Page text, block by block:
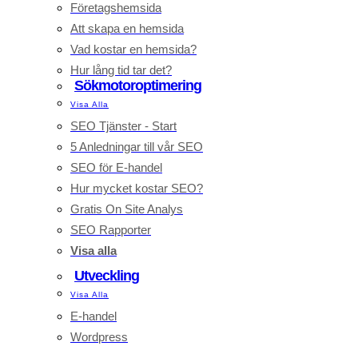
Företagshemsida
Att skapa en hemsida
Vad kostar en hemsida?
Hur lång tid tar det?
Sökmotoroptimering
Visa Alla
SEO Tjänster - Start
5 Anledningar till vår SEO
SEO för E-handel
Hur mycket kostar SEO?
Gratis On Site Analys
SEO Rapporter
Visa alla
Utveckling
Visa Alla
E-handel
Wordpress